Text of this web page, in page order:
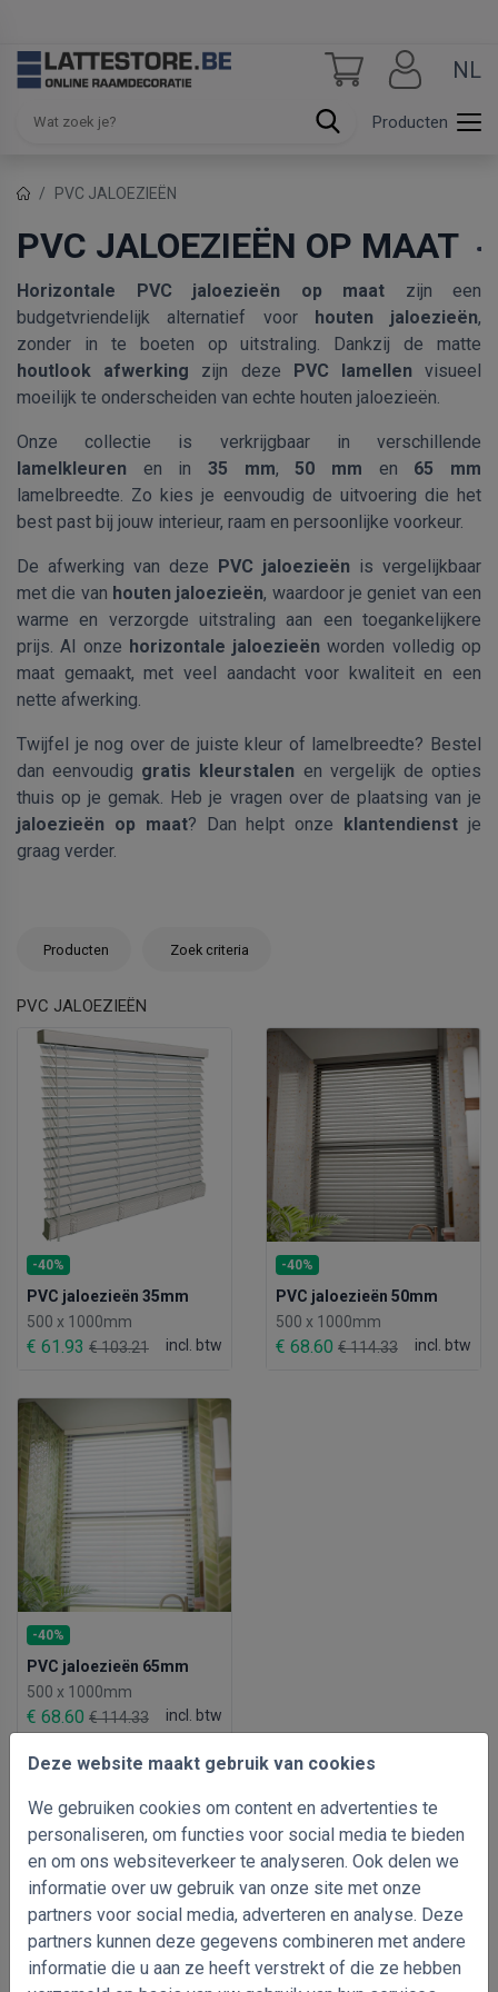
Deze website maakt gebruik van cookies
We gebruiken cookies om content en advertenties te
personaliseren, om functies voor social media te bieden
en om ons websiteverkeer te analyseren. Ook delen we
informatie over uw gebruik van onze site met onze
partners voor social media, adverteren en analyse. Deze
partners kunnen deze gegevens combineren met andere
informatie die u aan ze heeft verstrekt of die ze hebben
Producten
NL
PVC JALOEZIEËN
PVC JALOEZIEËN OP MAAT
Horizontale PVC jaloezieën op maat zijn een
budgetvriendelijk alternatief voor houten jaloezieën,
zonder in te boeten op uitstraling. Dankzij de matte
houtlook afwerking zijn deze PVC lamellen visueel
moeilijk te onderscheiden van echte houten jaloezieën.
Onze collectie is verkrijgbaar in verschillende
lamelkleuren en in 35 mm,50 mm en 65 mm
lamelbreedte. Zo kies je eenvoudig de uitvoering die het
best past bij jouw interieur, raam en persoonlijke voorkeur.
De afwerking van deze PVC jaloezieën is vergelijkbaar
met die van houten jaloezieën, waardoor je geniet van een
warme en verzorgde uitstraling aan een toegankelijkere
prijs. Al onze horizontale jaloezieën worden volledig op
maat gemaakt, met veel aandacht voor kwaliteit en een
nette afwerking.
Twijfel je nog over de juiste kleur of lamelbreedte? Bestel
dan eenvoudig gratis kleurstalen en vergelijk de opties
thuis op je gemak. Heb je vragen over de plaatsing van je
jaloezieën op maat? Dan helpt onze klantendienst je
graag verder.
Producten Zoek criteria
PVC JALOEZIEËN
-40%
PVC jaloezieën 35mm
500 x 1000mm
€ 61.93 € 103.21 incl. btw
-40%
PVC jaloezieën 50mm
500 x 1000mm
€ 68.60 € 114.33 incl. btw
-40%
PVC jaloezieën 65mm
500 x 1000mm
€ 68.60 € 114.33 incl. btw